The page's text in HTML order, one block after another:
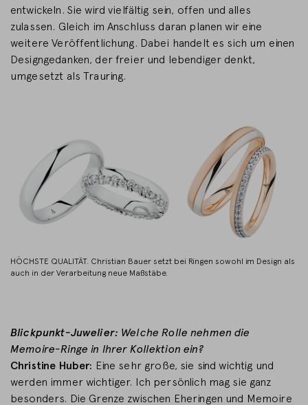
entwickeln. Sie wird vielfältig sein, offen und alles
zulassen. Gleich im Anschluss daran planen wir eine
weitere Veröffentlichung. Dabei handelt es sich um einen
Designgedanken, der freier und lebendiger denkt,
umgesetzt als Trauring.
HÖCHSTE QUALITÄT. Christian Bauer setzt bei Ringen sowohl im Design als
auch in der Verarbeitung neue Maßstäbe.
Blickpunkt-Juwelier: Welche Rolle nehmen die
Memoire-Ringe in Ihrer Kollektion ein?
Christine Huber: Eine sehr große, sie sind wichtig und
werden immer wichtiger. Ich persönlich mag sie ganz
besonders. Die Grenze zwischen Eheringen und Memoire